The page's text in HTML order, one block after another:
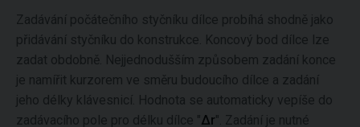
Zadávání počátečního styčníku dílce probíhá shodně jako
přidávání styčníku do konstrukce. Koncový bod dílce lze
zadat obdobně. Nejjednodušším způsobem zadání konce
je namířit kurzorem ve směru budoucího dílce a zadání
jeho délky klávesnicí. Hodnota se automaticky vepíše do
zadávacího pole pro délku dílce "Δr". Zadání je nutné